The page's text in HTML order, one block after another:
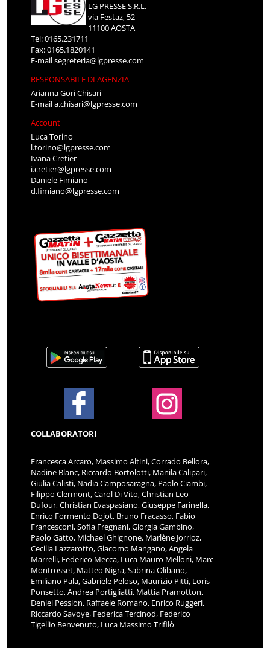
LG PRESSE S.R.L.
via Festaz, 52
11100 AOSTA
Tel: 0165.231711
Fax: 0165.1820141
E-mailsegreteria@lgpresse.com
RESPONSABILE DI AGENZIA
Arianna Gori Chisari
E-maila.chisari@lgpresse.com
Account
Luca Torino
l.torino@lgpresse.com
Ivana Cretier
i.cretier@lgpresse.com
Daniele Fimiano
d.fimiano@lgpresse.com
COLLABORATORI
Francesca Arcaro, Massimo Altini, Corrado Bellora,
Nadine Blanc, Riccardo Bortolotti, Manila Calipari,
Giulia Calisti, Nadia Camposaragna, Paolo Ciambi,
Filippo Clermont, Carol Di Vito, Christian Leo
Dufour, Christian Evaspasiano, Giuseppe Farinella,
Enrico Formento Dojot, Bruno Fracasso, Fabio
Francesconi, Sofia Fregnani, Giorgia Gambino,
Paolo Gatto, Michael Ghignone, Marlène Jorrioz,
Cecilia Lazzarotto, Giacomo Mangano, Angela
Marrelli, Federico Mecca, Luca Mauro Melloni, Marc
Montrosset, Matteo Nigra, Sabrina Olibano,
Emiliano Pala, Gabriele Peloso, Maurizio Pitti, Loris
Ponsetto, Andrea Portigliatti, Mattia Pramotton,
Deniel Pession, Raffaele Romano, Enrico Ruggeri,
Riccardo Savoye, Federica Tercinod, Federico
Tigellio Benvenuto, Luca Massimo Trifilò